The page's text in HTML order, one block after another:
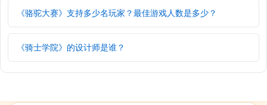
《骆驼大赛》支持多少名玩家？最佳游戏人数是多少？
《骑士学院》的设计师是谁？